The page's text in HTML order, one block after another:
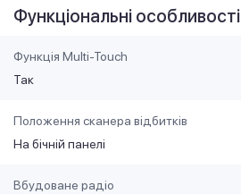
Функціональні особливості
Функція Multi-Touch
Так
Положення сканера відбитків
На бічній панелі
Вбудоване радіо